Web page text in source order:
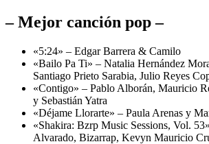
– Mejor canción pop –
«5:24» – Edgar Barrera & Camilo
«Bailo Pa Ti» – Natalia Hernández
Santiago Prieto Sarabia, Julio Reyes
«Contigo» – Pablo Alborán, Mauricio
y Sebastián Yatra
«Déjame Llorarte» – Paula Arenas y
«Shakira: Bzrp Music Sessions, Vol.
Alvarado, Bizarrap, Kevyn Mauricio